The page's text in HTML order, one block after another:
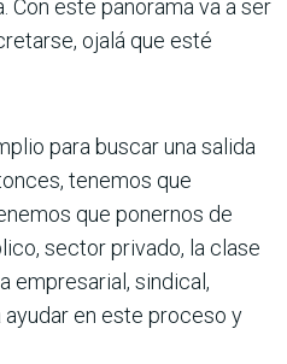
Con este panorama va a ser
ojalá que esté
para buscar una salida
tenemos que
que ponernos de
sector privado, la clase
empresarial, sindical,
en este proceso y